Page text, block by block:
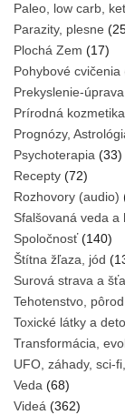
Paleo, low carb,
Parazity, plesne
Plochá Zem (17)
Pohybové cvičenia
Prekyslenie-
Prírodná kozmetika
Prognózy,
Psychoterapia (33)
Recepty (72)
Rozhovory (audio)
Sfalšovaná veda a
Spoločnosť(140)
Štítna žľaza, jód
Surová strava a
Tehotenstvo,
Toxické látky a
Transformácia,
UFO, záhady, sci-
Veda (68)
Videá (362)